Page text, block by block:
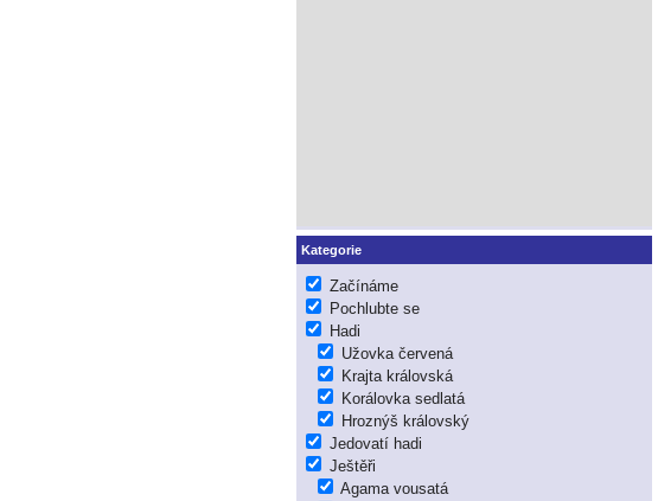
Kategorie
Začínáme
Pochlubte se
Hadi
Užovka červená
Krajta královská
Korálovka sedlatá
Hroznýš královský
Jedovatí hadi
Ještěři
Agama vousatá